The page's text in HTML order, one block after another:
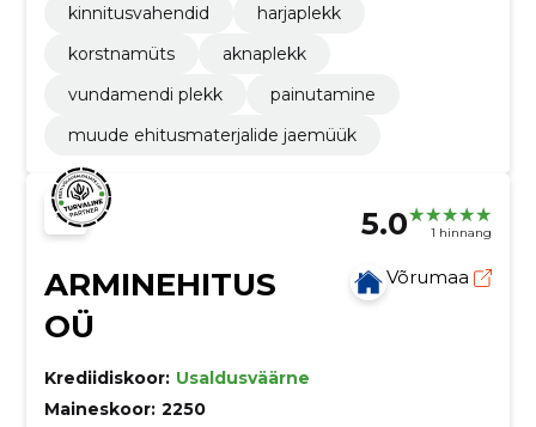
kinnitusvahendid
harjaplekk
korstnamüts
aknaplekk
vundamendi plekk
painutamine
muude ehitusmaterjalide jaemüük
5.0 1 hinnang
ARMINEHITUS
OÜ
Võrumaa
Krediidiskoor: Usaldusväärne
Maineskoor: 2250